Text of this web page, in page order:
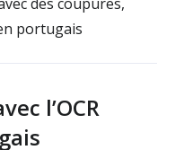
portugais
l’OCR